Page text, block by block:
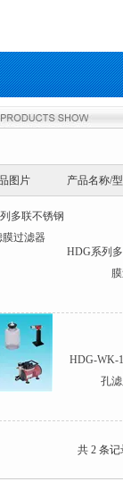
图片 产品名称/
HDG系列
HDG-WK-
孔
共 2 条